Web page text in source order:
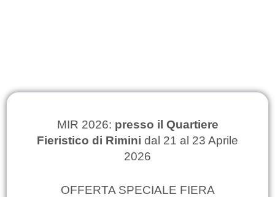
MIR 2026: presso il Quartiere
Fieristico di Rimini dal 21 al 23 Aprile
2026
OFFERTA SPECIALE FIERA